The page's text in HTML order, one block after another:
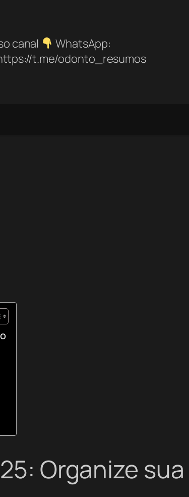
canal
WhatsApp:
t.me/odonto_resumos
Organize sua